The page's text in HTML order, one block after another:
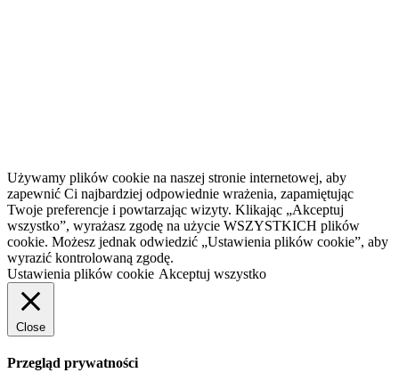
Używamy plików cookie na naszej stronie internetowej, aby
zapewnić Ci najbardziej odpowiednie wrażenia, zapamiętując
Twoje preferencje i powtarzając wizyty. Klikając „Akceptuj
wszystko”, wyrażasz zgodę na użycie WSZYSTKICH plików
cookie. Możesz jednak odwiedzić „Ustawienia plików cookie”, aby
wyrazić kontrolowaną zgodę.
Ustawienia plików cookie Akceptuj wszystko
Close
Przegląd prywatności